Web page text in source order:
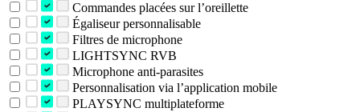
Commandes placées sur l’oreillette
Égaliseur personnalisable
Filtres de microphone
LIGHTSYNC RVB
Microphone anti-parasites
Personnalisation via l’application mobile
PLAYSYNC multiplateforme